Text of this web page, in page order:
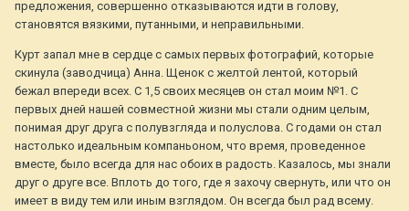
предложения, совершенно отказываются идти в голову,
становятся вязкими, путанными, и неправильными.
Курт запал мне в сердце с самых первых фотографий, которые
скинула (заводчица) Анна. Щенок с желтой лентой, который
бежал впереди всех. С 1,5 своих месяцев он стал моим №1. С
первых дней нашей совместной жизни мы стали одним целым,
понимая друг друга с полувзгляда и полуслова. C годами он стал
настолько идеальным компаньоном, что время, проведенное
вместе, было всегда для нас обоих в радость. Казалось, мы знали
друг о друге все. Вплоть до того, где я захочу свернуть, или что он
имеет в виду тем или иным взглядом. Он всегда был рад всему.